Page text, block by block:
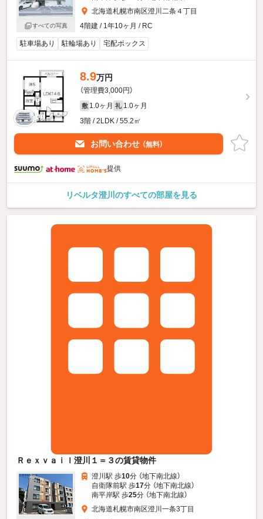
すべての写真
北海道札幌市南区澄川二条４丁目
4階建 / 1年10ヶ月 / RC
駐車場あり 駐輪場あり 宅配ボックス
8.9万円
（管理費3,000円）
敷 1.0ヶ月 礼 1.0ヶ月
3階 / 2LDK / 55.2㎡
お問い合わせ （無料）
提供
リベルタ澄川のすべての部屋を見る
Ｒｅｘｖａｉｌ澄川１＝３の賃貸物件
澄川駅 歩10分 （地下南北線）
自衛隊前駅 歩17分 （地下南北線）
南平岸駅 歩25分 （地下南北線）
北海道札幌市南区澄川一条3丁目